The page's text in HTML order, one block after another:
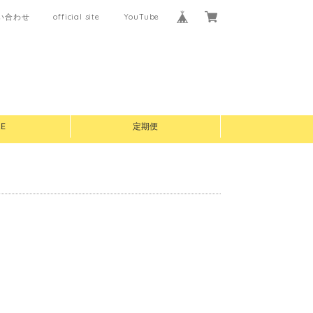
合わせ official site YouTube
定期便